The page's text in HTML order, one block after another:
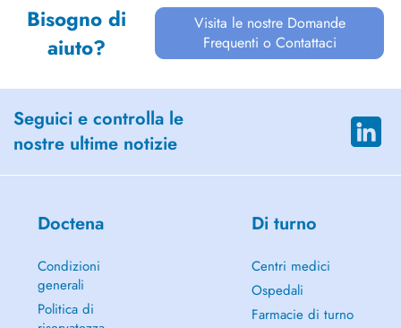
Bisogno di
aiuto?
Visita le nostre Domande
Frequenti o Contattaci
Seguici e controlla le
nostre ultime notizie
Doctena
Condizioni
generali
Politica di
Di turno
Centri medici
Ospedali
Farmacie di turno